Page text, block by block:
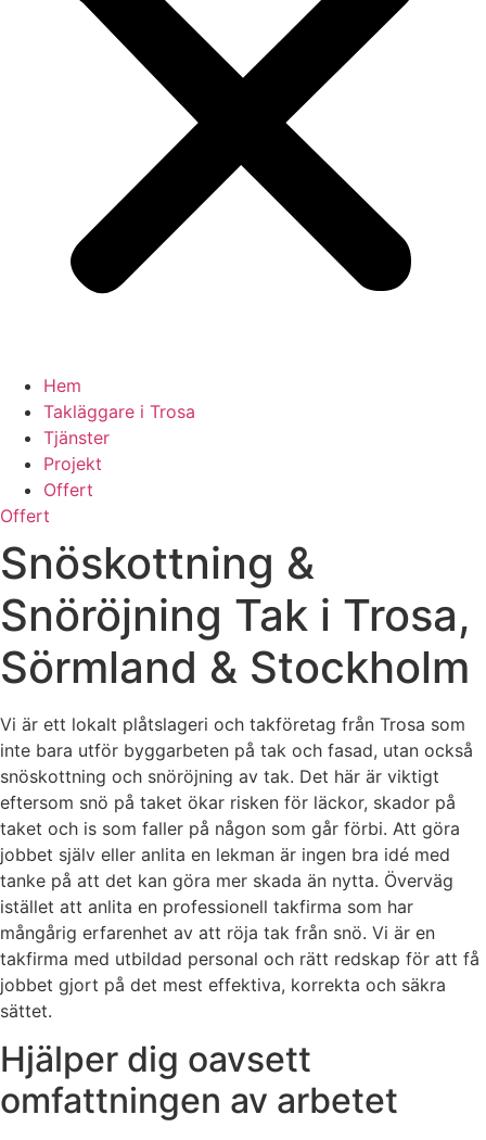
Hem
Takläggare i Trosa
Tjänster
Projekt
Offert
Offert
Snöskottning &
Snöröjning Tak i Trosa,
Sörmland & Stockholm
Vi är ett lokalt plåtslageri och takföretag från Trosa som
inte bara utför byggarbeten på tak och fasad, utan också
snöskottning och snöröjning av tak. Det här är viktigt
eftersom snö på taket ökar risken för läckor, skador på
taket och is som faller på någon som går förbi. Att göra
jobbet själv eller anlita en lekman är ingen bra idé med
tanke på att det kan göra mer skada än nytta. Överväg
istället att anlita en professionell takfirma som har
mångårig erfarenhet av att röja tak från snö. Vi är en
takfirma med utbildad personal och rätt redskap för att få
jobbet gjort på det mest effektiva, korrekta och säkra
sättet.
Hjälper dig oavsett
omfattningen av arbetet